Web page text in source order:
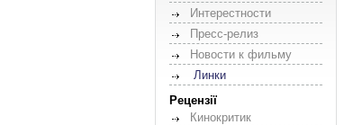
Интерестности
Пресс-релиз
Новости к фильму
Линки
Рецензії
Кинокритик